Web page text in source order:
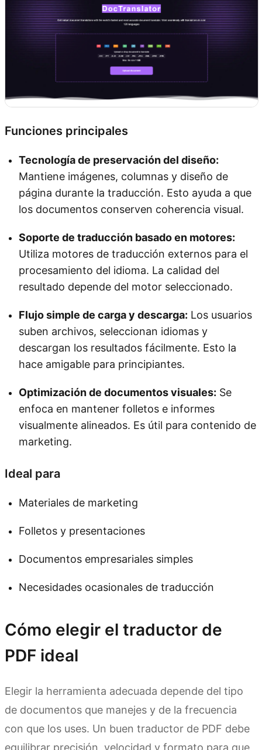
Funciones principales
Tecnología de preservación del diseño:
Mantiene imágenes, columnas y diseño de
página durante la traducción. Esto ayuda a que
los documentos conserven coherencia visual.
Soporte de traducción basado en motores:
Utiliza motores de traducción externos para el
procesamiento del idioma. La calidad del
resultado depende del motor seleccionado.
Flujo simple de carga y descarga: Los usuarios
suben archivos, seleccionan idiomas y
descargan los resultados fácilmente. Esto la
hace amigable para principiantes.
Optimización de documentos visuales: Se
enfoca en mantener folletos e informes
visualmente alineados. Es útil para contenido de
marketing.
Ideal para
Materiales de marketing
Folletos y presentaciones
Documentos empresariales simples
Necesidades ocasionales de traducción
Cómo elegir el traductor de
PDF ideal
Elegir la herramienta adecuada depende del tipo
de documentos que manejes y de la frecuencia
con que los uses. Un buen traductor de PDF debe
equilibrar precisión, velocidad y formato para que